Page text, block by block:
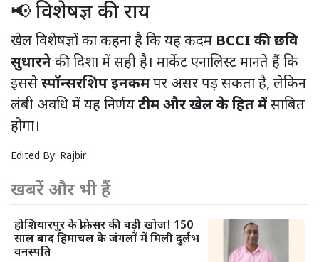
📢 विशेषज्ञ की राय
खेल विशेषज्ञों का कहना है कि यह कदम BCCI की छवि
सुधारनेकी दिशा में सही है। मार्केट एनालिस्ट मानते हैं कि
इससेस्पॉन्सरशिप इनकमपर असर पड़ सकता है, लेकिन
लंबी अवधि में यह निर्णयटीम और खेल के हित मेंसाबित
होगा।
Edited By: Rajbir
खबरें और भी हैं
होशियारपुर के प्रोफेसर की बड़ी खोज! 150
साल बाद हिमाचल के जंगलों में मिली दुर्लभ
वनस्पति